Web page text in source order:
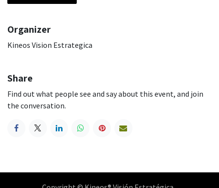
Organizer
Kineos Vision Estrategica
Share
Find out what people see and say about this event, and join
the conversation.